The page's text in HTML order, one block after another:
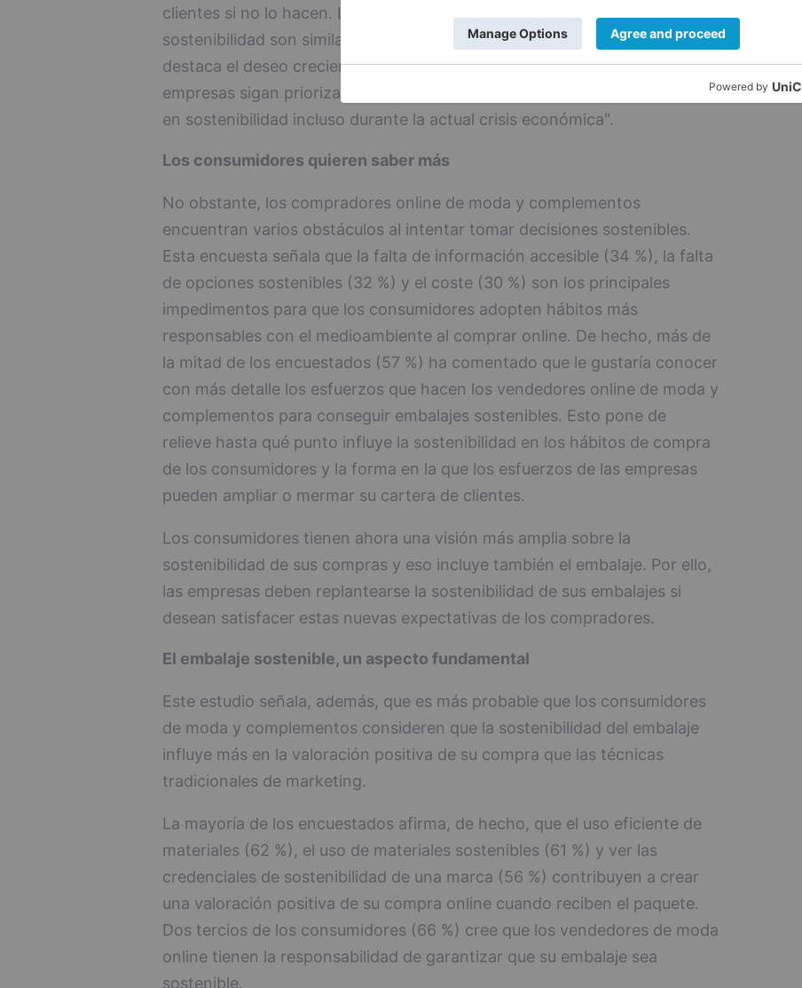
clientes si no lo hacen. La opinión y la inclinación de los clientes hacia la
sostenibilidad son similares en los cuatro mercados encuestados, lo cual
destaca el deseo creciente de los consumidores europeos de que las
empresas sigan priorizando y comprometiéndose a mejorar sus prácticas
en sostenibilidad incluso durante la actual crisis económica".
Los consumidores quieren saber más
No obstante, los compradores online de moda y complementos
encuentran varios obstáculos al intentar tomar decisiones sostenibles.
Esta encuesta señala que la falta de información accesible (34 %), la falta
de opciones sostenibles (32 %) y el coste (30 %) son los principales
impedimentos para que los consumidores adopten hábitos más
responsables con el medioambiente al comprar online. De hecho, más de
la mitad de los encuestados (57 %) ha comentado que le gustaría conocer
con más detalle los esfuerzos que hacen los vendedores online de moda y
complementos para conseguir embalajes sostenibles. Esto pone de
relieve hasta qué punto influye la sostenibilidad en los hábitos de compra
de los consumidores y la forma en la que los esfuerzos de las empresas
pueden ampliar o mermar su cartera de clientes.
Los consumidores tienen ahora una visión más amplia sobre la
sostenibilidad de sus compras y eso incluye también el embalaje. Por ello,
las empresas deben replantearse la sostenibilidad de sus embalajes si
desean satisfacer estas nuevas expectativas de los compradores.
El embalaje sostenible, un aspecto fundamental
Este estudio señala, además, que es más probable que los consumidores
de moda y complementos consideren que la sostenibilidad del embalaje
influye más en la valoración positiva de su compra que las técnicas
tradicionales de marketing.
La mayoría de los encuestados afirma, de hecho, que el uso eficiente de
materiales (62 %), el uso de materiales sostenibles (61 %) y ver las
credenciales de sostenibilidad de una marca (56 %) contribuyen a crear
una valoración positiva de su compra online cuando reciben el paquete.
Dos tercios de los consumidores (66 %) cree que los vendedores de moda
online tienen la responsabilidad de garantizar que su embalaje sea
sostenible.